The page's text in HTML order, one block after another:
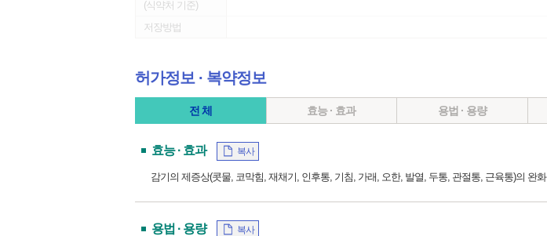
(식약처 기준)
저장방법
허가정보 ∙ 복약정보
전 체 효능 · 효과 용법 · 용량
효능 · 효과 복사
감기의 제증상(콧물, 코막힘, 재채기, 인후통, 기침, 가래, 오한, 발열, 두통, 관절통, 근육통)의 완화
용법 · 용량 복사